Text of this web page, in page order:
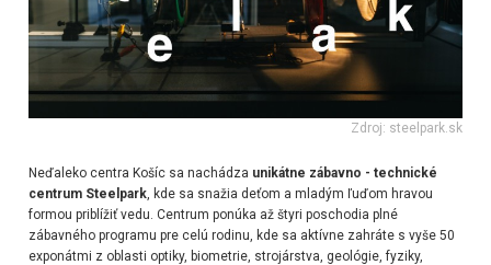
Zdroj: steelpark.sk
Neďaleko centra Košíc sa nachádza unikátne zábavno - technické
centrum Steelpark, kde sa snažia deťom a mladým ľuďom hravou
formou priblížiť vedu. Centrum ponúka až štyri poschodia plné
zábavného programu pre celú rodinu, kde sa aktívne zahráte s vyše 50
exponátmi z oblasti optiky, biometrie, strojárstva, geológie, fyziky,